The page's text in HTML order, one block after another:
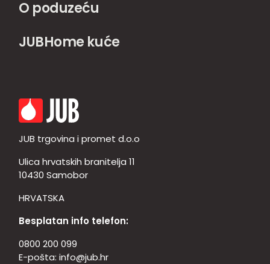
O poduzeću
JUBHome kuće
JUB trgovina i promet d.o.o
Ulica hrvatskih branitelja 11
10430 Samobor
HRVATSKA
Besplatan info telefon:
0800 200 099
E-pošta: info@jub.hr